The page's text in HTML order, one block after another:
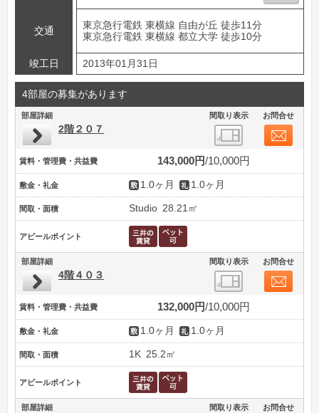
交通
東京急行電鉄 東横線 自由が丘 徒歩11分
東京急行電鉄 東横線 都立大学 徒歩10分
竣工日 2013年01月31日
4部屋の募集があります
部屋詳細 間取り表示 お問合せ
2階２０７
賃料・管理費・共益費 143,000円 10,000円
敷金・礼金 1.0ヶ月 1.0ヶ月
間取・面積 Studio 28.21㎡
アピールポイント
部屋詳細 間取り表示 お問合せ
4階４０３
賃料・管理費・共益費 132,000円 10,000円
敷金・礼金 1.0ヶ月 1.0ヶ月
間取・面積 1K 25.2㎡
アピールポイント
部屋詳細 間取り表示 お問合せ